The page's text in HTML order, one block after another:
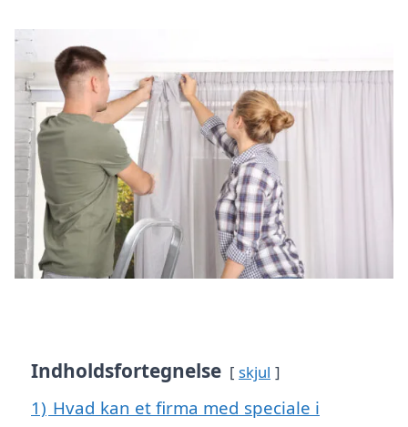
Indholdsfortegnelse skjul
1) Hvad kan et firma med speciale i